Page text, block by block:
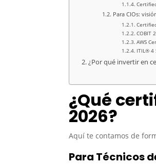
Para CIOs:
COBIT
AWS
ITIL® 4
¿Por qué invertir en
¿Qué
2026?
Aquí te contamos de
Para Técnicos